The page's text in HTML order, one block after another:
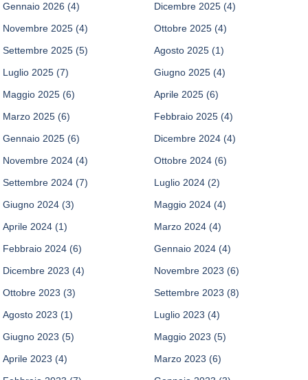
Gennaio 2026 (4) Dicembre 2025 (4)
Novembre 2025 (4) Ottobre 2025 (4)
Settembre 2025 (5) Agosto 2025 (1)
Luglio 2025 (7) Giugno 2025 (4)
Maggio 2025 (6) Aprile 2025 (6)
Marzo 2025 (6) Febbraio 2025 (4)
Gennaio 2025 (6) Dicembre 2024 (4)
Novembre 2024 (4) Ottobre 2024 (6)
Settembre 2024 (7) Luglio 2024 (2)
Giugno 2024 (3) Maggio 2024 (4)
Aprile 2024 (1) Marzo 2024 (4)
Febbraio 2024 (6) Gennaio 2024 (4)
Dicembre 2023 (4) Novembre 2023 (6)
Ottobre 2023 (3) Settembre 2023 (8)
Agosto 2023 (1) Luglio 2023 (4)
Giugno 2023 (5) Maggio 2023 (5)
Aprile 2023 (4) Marzo 2023 (6)